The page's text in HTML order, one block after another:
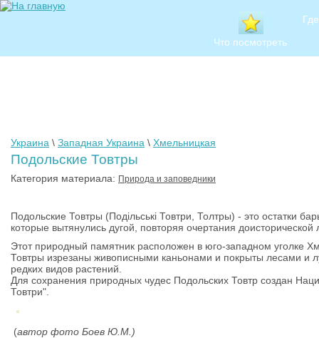
Что посмотреть
Украина \ Западная Украина \ Хмельницкая
Подольские Товтры
Категория материала: Природа и заповедники
Подольские Товтры (Подільські Товтри, Толтры) - это остатки
которые вытянулись дугой, повторяя очертания
Этот природный памятник расположен в юго-западном уголке
Товтры изрезаны живописными каньонами и покрыты лесами и
редких видов растений.
Для сохранения природных чудес Подольских Товтр создан
Товтри".
(автор фото Боев Ю.М.)